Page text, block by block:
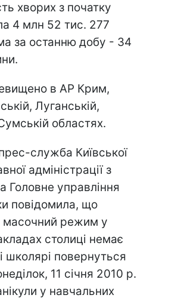
хворих з початку
4 млн 52 тис. 277
за останню добу - 34
в АР Крим,
Луганській,
областях.
служба Київської
адміністрації з
Головне управління
повідомила, що
масочний режим у
столиці немає
школярі повернуться
11 січня 2010 р.
у навчальних